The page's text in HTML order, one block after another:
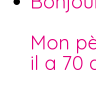
Mon
il a 70